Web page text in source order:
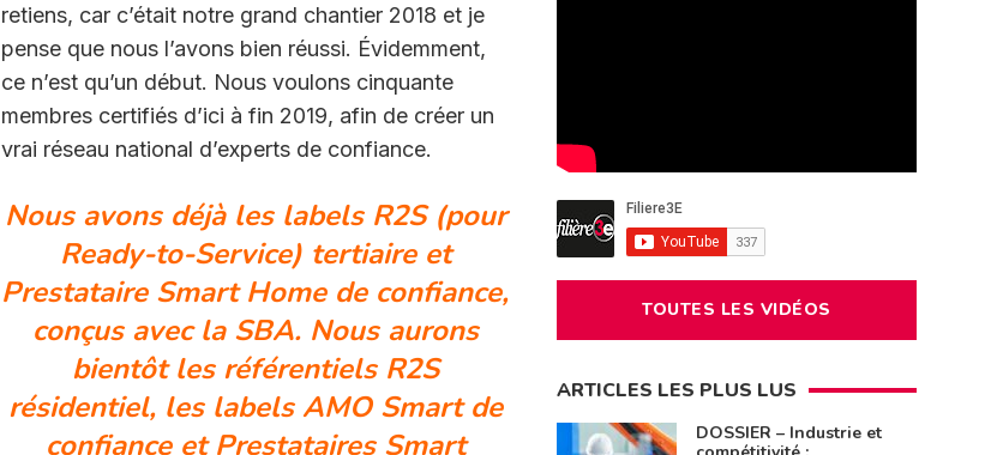
retiens, car c’était notre grand chantier 2018 et je
pense que nous l’avons bien réussi. Évidemment,
ce n’est qu’un début. Nous voulons cinquante
membres certifiés d’ici à fin 2019, afin de créer un
vrai réseau national d’experts de confiance.
Nous avons déjà les labels R2S (pour
Ready-to-Service) tertiaire et
Prestataire Smart Home de confiance,
conçus avec la SBA. Nous aurons
bientôt les référentiels R2S
résidentiel, les labels AMO Smart de
confiance et Prestataires Smart
TOUTES LES VIDÉOS
ARTICLES LES PLUS LUS
DOSSIER – Industrie et